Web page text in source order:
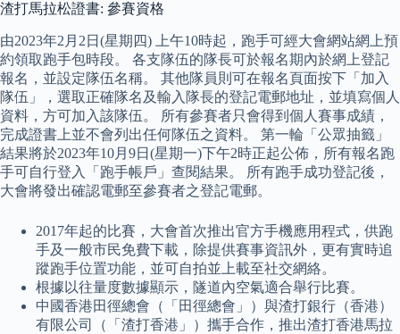
渣打馬拉松證書: 參賽資格
由2023年2月2日(星期四) 上午10時起，跑手可經大會網站網上預
約領取跑手包時段。 各支隊伍的隊長可於報名期內於網上登記
報名，並設定隊伍名稱。 其他隊員則可在報名頁面按下「加入
隊伍」，選取正確隊名及輸入隊長的登記電郵地址，並填寫個人
資料，方可加入該隊伍。 所有參賽者只會得到個人賽事成績，
完成證書上並不會列出任何隊伍之資料。 第一輪「公眾抽籤」
結果將於2023年10月9日(星期一)下午2時正起公佈，所有報名跑
手可自行登入「跑手帳戶」查閱結果。 所有跑手成功登記後，
大會將發出確認電郵至參賽者之登記電郵。
2017年起的比賽，大會首次推出官方手機應用程式，供跑
手及一般市民免費下載，除提供賽事資訊外，更有實時追
蹤跑手位置功能，並可自拍並上載至社交網絡。
根據以往量度數據顯示，隧道內空氣適合舉行比賽。
中國香港田徑總會（「田徑總會」）與渣打銀行（香港）
有限公司（「渣打香港」）攜手合作，推出渣打香港馬拉